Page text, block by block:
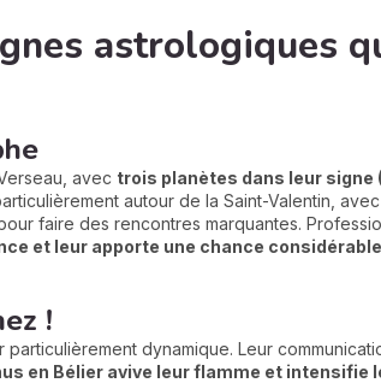
astrologiques
avec trois planètes dans leur
autour de la Saint-Valentin,
faire des rencontres marquantes.
et leur apporte une chance
!
dynamique. Leur
en Bélier avive leur flamme et intensifie